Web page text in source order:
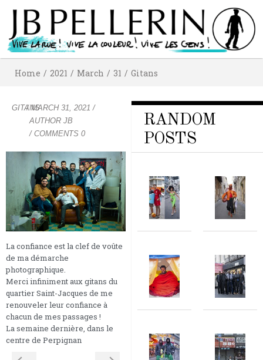
Home / 2021 / March / 31 / Gitans
GITANS
/MARCH 31, 2021 /
AUTHOR JB
/ COMMENTS 0
La confiance est la clef de voûte
de ma démarche
photographique.
Merci infiniment aux gitans du
quartier Saint-Jacques de me
renouveler leur confiance à
chacun de mes passages !
La semaine dernière, dans le
centre de Perpignan
RANDOM
POSTS